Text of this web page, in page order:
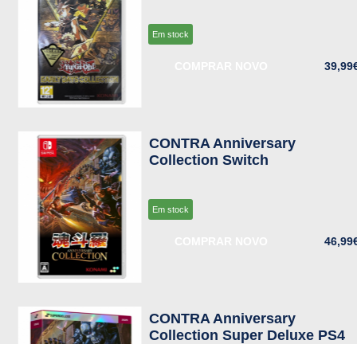
Em stock
CONTRA Anniversary
Collection Switch
Em stock
CONTRA Anniversary
Collection Super Deluxe PS4